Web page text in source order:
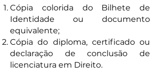
Cópia colorida do Bilhete de
Identidade ou documento
equivalente;
Cópia do diploma, certificado ou
declaração de conclusão de
licenciatura em Direito.